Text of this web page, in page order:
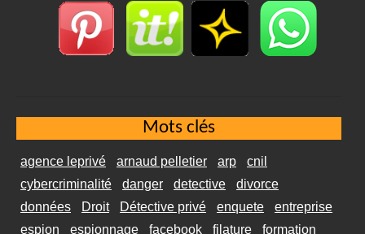
Mots clés
agence leprivé arnaud pelletier arp
cnil
cybercriminalité
danger detective
divorce
données
Droit Détective privé enquete
entreprise
espion
espionnage facebook filature formation